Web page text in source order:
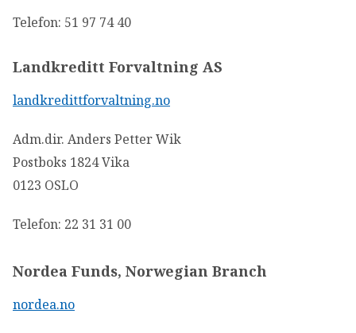
Telefon: 51 97 74 40
Landkreditt Forvaltning AS
landkredittforvaltning.no
Adm.dir. Anders Petter Wik
Postboks 1824 Vika
0123 OSLO
Telefon: 22 31 31 00
Nordea Funds, Norwegian Branch
nordea.no